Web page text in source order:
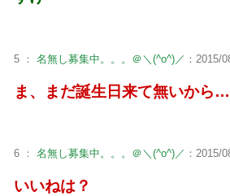
5 ： 名無し募集中。。。＠＼(^o^)／ ：2015/
ま、まだ誕生日来て無いから…
6 ： 名無し募集中。。。＠＼(^o^)／ ：2015/
いいねは？